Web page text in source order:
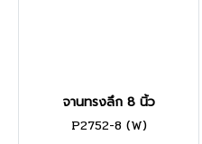
จานทรงลึก 8 นิ้ว
P2752-8 (W)